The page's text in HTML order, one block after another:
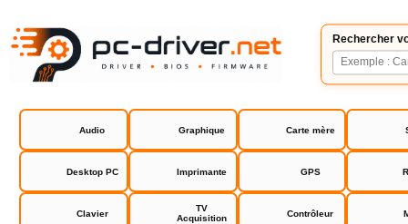
Rechercher
Audio Graphique Carte mère
Desktop PC Imprimante GPS
Clavier
TV
Acquisition
Contrôleur